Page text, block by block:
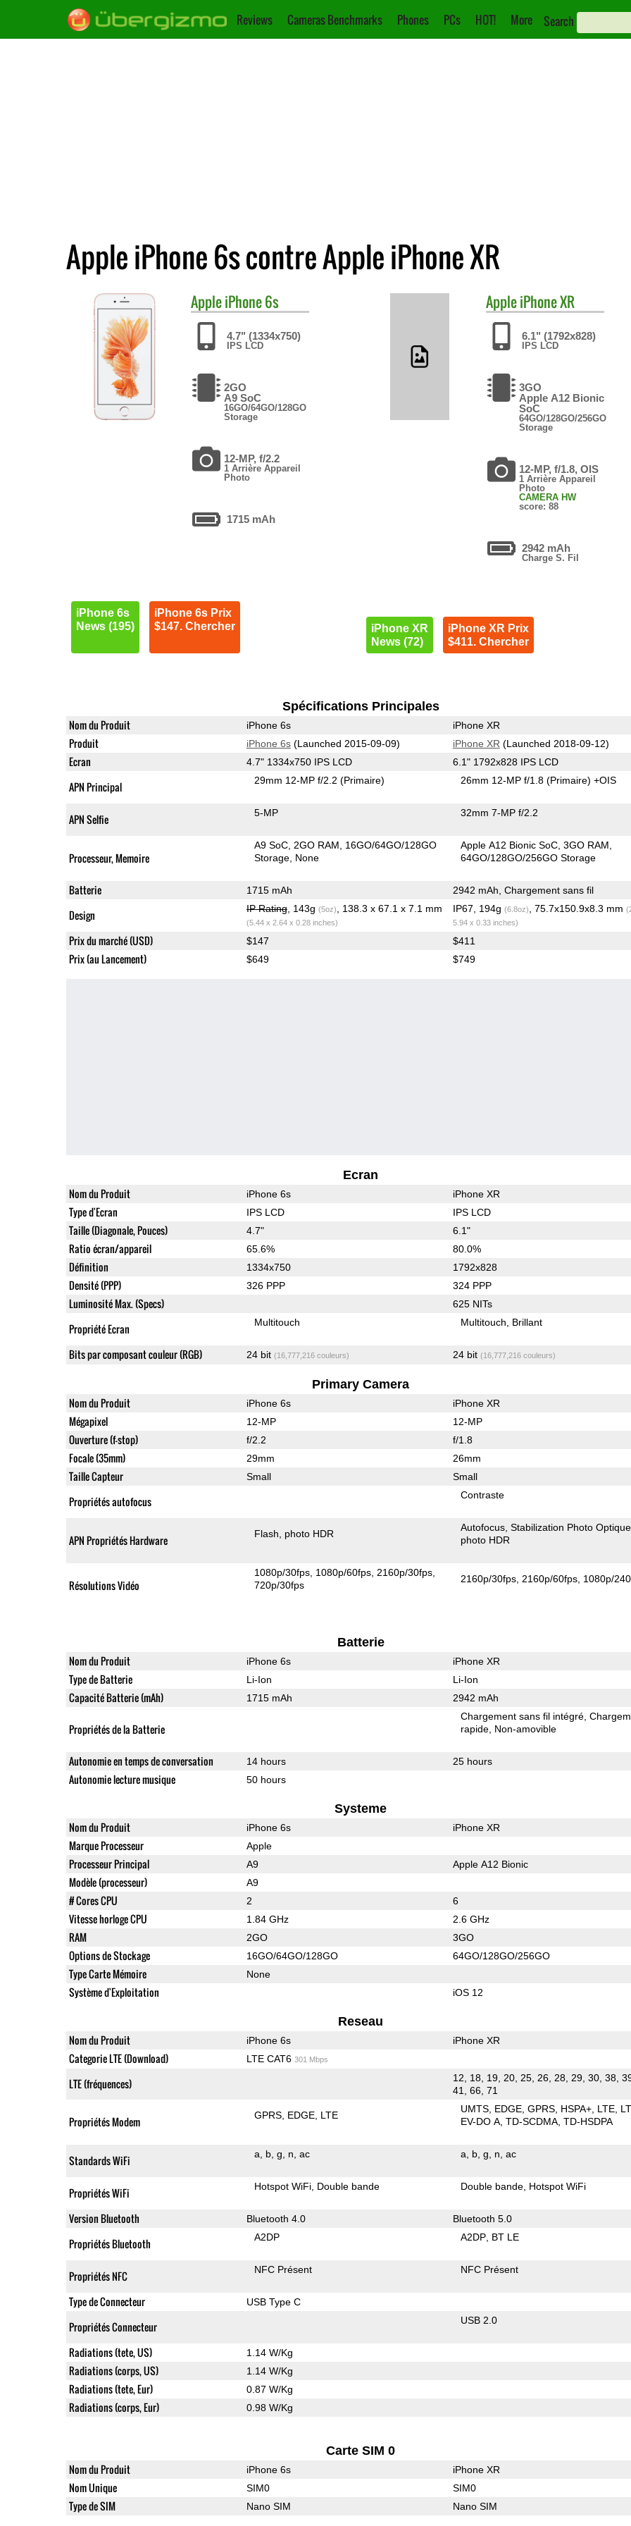
Reviews Cameras Benchmarks Phones PCs HOT! More Search
Apple iPhone 6s contre Apple iPhone XR
AppleiPhone 6s
4.7" (1334x750)
IPS LCD
2GO
A9 SoC
16GO/64GO/128GO
Storage
12-MP, f/2.2
1 Arrière Appareil
Photo
1715 mAh
iPhone 6s
News (195)
iPhone 6s Prix
$147. Chercher
AppleiPhone XR
6.1" (1792x828)
IPS LCD
3GO
Apple A12 Bionic
SoC
64GO/128GO/256GO
Storage
12-MP, f/1.8, OIS
1 Arrière Appareil
Photo
CAMERA HW
score: 88
2942 mAh
Charge S. Fil
iPhone XR
News (72)
iPhone XR Prix
$411. Chercher
Spécifications Principales
Nom du Produit iPhone 6s iPhone XR
Produit iPhone 6s(Launched 2015-09-09) iPhone XR (Launched 2018-09-12)
Ecran 4.7" 1334x750 IPS LCD 6.1" 1792x828 IPS LCD
APN Principal 29mm 12-MP f/2.2(Primaire) 26mm 12-MP f/1.8(Primaire) +OIS
APN Selfie 5-MP 32mm 7-MP f/2.2
Processeur, Memoire
A9 SoC 2GO RAM
16GO/64GO/128GO
Storage None
Apple A12 Bionic SoC 3GO RAM
64GO/128GO/256GO Storage
Batterie 1715 mAh 2942 mAh, Chargement sans fil
Design IP Rating, 143g (5oz) , 138.3 x 67.1 x 7.1 mm
(5.44 x 2.64 x 0.28 inches)
IP67, 194g (6.8oz) , 75.7x150.9x8.3 mm
5.94 x 0.33 inches)
Prix du marché (USD) $147 $411
Prix (au Lancement) $649 $749
Ecran
Nom du Produit iPhone 6s iPhone XR
Type d'Ecran IPS LCD IPS LCD
Taille (Diagonale, Pouces) 4.7" 6.1"
Ratio écran/appareil 65.6% 80.0%
Définition 1334x750 1792x828
Densité (PPP) 326 PPP 324 PPP
Luminosité Max. (Specs) 625 NITs
Propriété Ecran Multitouch Multitouch Brillant
Bits par composant couleur (RGB) 24 bit (16,777,216 couleurs) 24 bit (16,777,216 couleurs)
Primary Camera
Nom du Produit iPhone 6s iPhone XR
Mégapixel 12-MP 12-MP
Ouverture (f-stop) f/2.2 f/1.8
Focale (35mm) 29mm 26mm
Taille Capteur Small Small
Propriétés autofocus Contraste
APN Propriétés Hardware Flash photo HDR
Autofocus Stabilization Photo Optique
photo HDR
Résolutions Vidéo
1080p/30fps 1080p/60fps 2160p/30fps
720p/30fps
2160p/30fps 2160p/60fps 1080p/
Batterie
Nom du Produit iPhone 6s iPhone XR
Type de Batterie Li-Ion Li-Ion
Capacité Batterie (mAh) 1715 mAh 2942 mAh
Propriétés de la Batterie
Chargement sans fil intégré
rapide Non-amovible
Autonomie en temps de conversation 14 hours 25 hours
Autonomie lecture musique 50 hours
Systeme
Nom du Produit iPhone 6s iPhone XR
Marque Processeur Apple
Processeur Principal A9 Apple A12 Bionic
Modèle (processeur) A9
# Cores CPU 2 6
Vitesse horloge CPU 1.84 GHz 2.6 GHz
RAM 2GO 3GO
Options de Stockage 16GO/64GO/128GO 64GO/128GO/256GO
Type Carte Mémoire None
Système d'Exploitation iOS 12
Reseau
Nom du Produit iPhone 6s iPhone XR
Categorie LTE (Download) LTE CAT6 301 Mbps
LTE (fréquences)
12, 18, 19, 20, 25, 26, 28, 29, 30, 38,
41, 66, 71
Propriétés Modem GPRS EDGE LTE
UMTS EDGE GPRS HSPA+ LTE
EV-DO A TD-SCDMA TD-HSDPA
Standards WiFi a b g n ac a b g n ac
Propriétés WiFi Hotspot WiFi Double bande Double bande Hotspot WiFi
Version Bluetooth Bluetooth 4.0 Bluetooth 5.0
Propriétés Bluetooth A2DP A2DP BT LE
Propriétés NFC NFC Présent NFC Présent
Type de Connecteur USB Type C
Propriétés Connecteur USB 2.0
Radiations (tete, US) 1.14 W/Kg
Radiations (corps, US) 1.14 W/Kg
Radiations (tete, Eur) 0.87 W/Kg
Radiations (corps, Eur) 0.98 W/Kg
Carte SIM 0
Nom du Produit iPhone 6s iPhone XR
Nom Unique SIM0 SIM0
Type de SIM Nano SIM Nano SIM